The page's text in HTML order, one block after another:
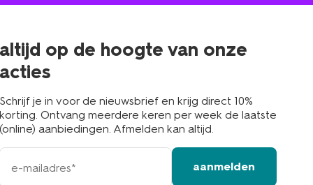
op de hoogte van onze
je in voor de nieuwsbrief en krijg direct 10%
Ontvang meerdere keren per week de laatste
aanbiedingen. Afmelden kan altijd.
aanmelden